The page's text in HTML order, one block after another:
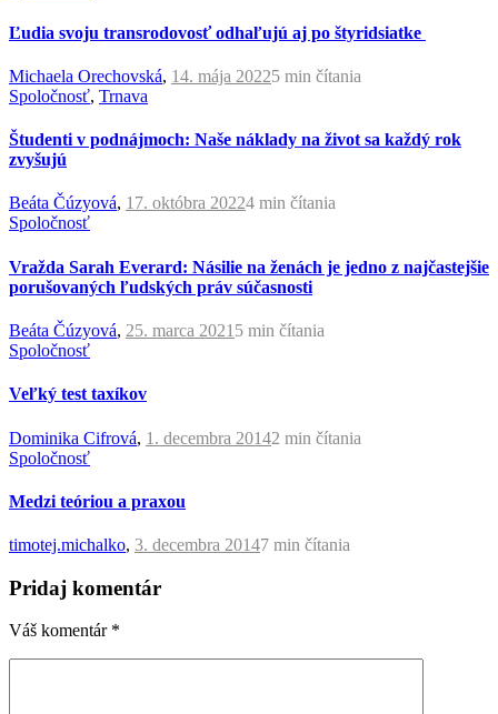
Ľudia svoju transrodovosť odhaľujú aj po štyridsiatke
Michaela Orechovská, 14. mája 20225 min čítania
Spoločnosť, Trnava
Študenti v podnájmoch: Naše náklady na život sa každý rok
zvyšujú
Beáta Čúzyová, 17. októbra 20224 min čítania
Spoločnosť
Vražda Sarah Everard: Násilie na ženách je jedno z najčastejšie
porušovaných ľudských práv súčasnosti
Beáta Čúzyová, 25. marca 2021 5 min čítania
Spoločnosť
Veľký test taxíkov
Dominika Cifrová, 1. decembra 20142 min čítania
Spoločnosť
Medzi teóriou a praxou
timotej.michalko, 3. decembra 20147 min čítania
Pridaj komentár
Váš komentár *